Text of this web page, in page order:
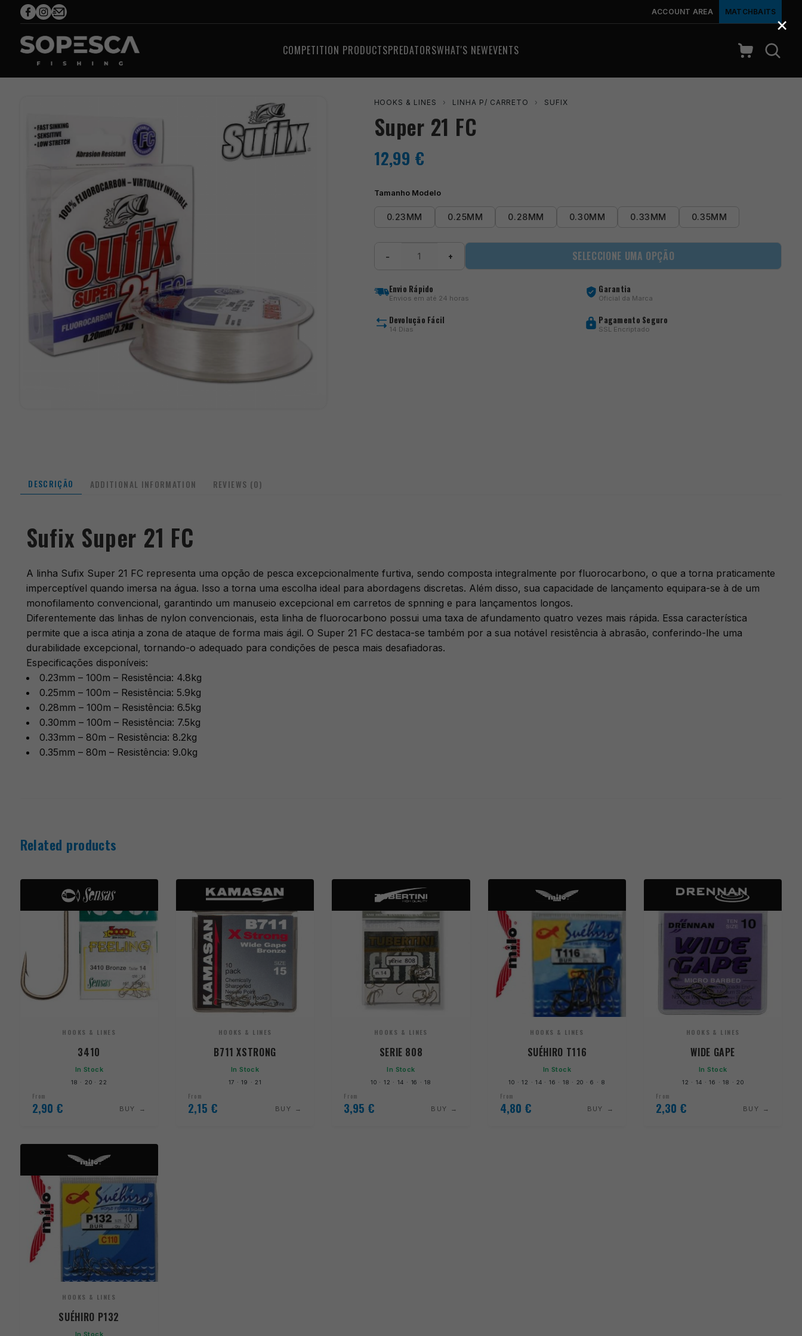
ACCOUNT AREA MATCHBAITS
COMPETITION PRODUCTSPREDATORSWHAT'S NEWEVENTS
HOOKS & LINES › LINHA P/ CARRETO › SUFIX
Super 21 FC
12,99 €
Tamanho Modelo
0.23MM 0.25MM 0.28MM 0.30MM 0.33MM 0.35MM
− + SELECCIONE UMA OPÇÃO
Envio Rápido
Envios em até 24 horas
Garantia
Oficial da Marca
Devolução Fácil
14 Dias
Pagamento Seguro
SSL Encriptado
DESCRIÇÃO ADDITIONAL INFORMATION REVIEWS (0)
Sufix Super 21 FC
A linha Sufix Super 21 FC representa uma opção de pesca excepcionalmente furtiva, sendo composta integralmente por fluorocarbono, o que a torna praticamente
imperceptível quando imersa na água. Isso a torna uma escolha ideal para abordagens discretas. Além disso, sua capacidade de lançamento equipara-se à de um
monofilamento convencional, garantindo um manuseio excepcional em carretos de spnning e para lançamentos longos.
Diferentemente das linhas de nylon convencionais, esta linha de fluorocarbono possui uma taxa de afundamento quatro vezes mais rápida. Essa característica
permite que a isca atinja a zona de ataque de forma mais ágil. O Super 21 FC destaca-se também por a sua notável resistência à abrasão, conferindo-lhe uma
durabilidade excepcional, tornando-o adequado para condições de pesca mais desafiadoras.
Especificações disponíveis:
0.23mm – 100m – Resistência: 4.8kg
0.25mm – 100m – Resistência: 5.9kg
0.28mm – 100m – Resistência: 6.5kg
0.30mm – 100m – Resistência: 7.5kg
0.33mm – 80m – Resistência: 8.2kg
0.35mm – 80m – Resistência: 9.0kg
Related products
HOOKS & LINES
3410
In Stock
18 · 20 · 22
From
2,90 € BUY
HOOKS & LINES
B711 XSTRONG
In Stock
17 · 19 · 21
From
2,15 € BUY
HOOKS & LINES
SERIE 808
In Stock
10 · 12 · 14 · 16 · 18
From
3,95 € BUY
HOOKS & LINES
SUÉHIRO T116
In Stock
10 · 12 · 14 · 16 · 18 · 20 · 6 · 8
From
4,80 € BUY
HOOKS & LINES
WIDE GAPE
In Stock
12 · 14 · 16 · 18 · 20
From
2,30 € BUY
HOOKS & LINES
SUÉHIRO P132
In Stock
×